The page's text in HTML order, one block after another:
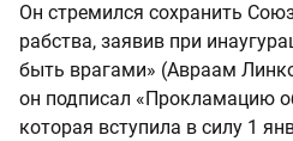
Он стремился сохранить
рабства, заявив при
быть врагами» (Авраам
он подписал «Прокламацию
которая вступила в силу 1